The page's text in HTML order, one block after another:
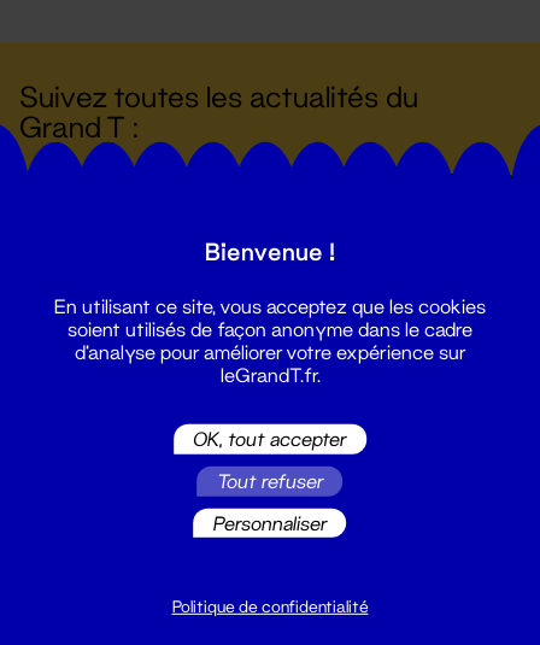
Suivez toutes les actualités du
Grand T :
billetterie@leGrandT.fr
Du lundi au vendredi 14h → 18h
Bienvenue !
En utilisant ce site, vous acceptez que les cookies
soient utilisés de façon anonyme dans le cadre
d'analyse pour améliorer votre expérience sur
leGrandT.fr.
OK, tout accepter
Tout refuser
Personnaliser
Politique de confidentialité